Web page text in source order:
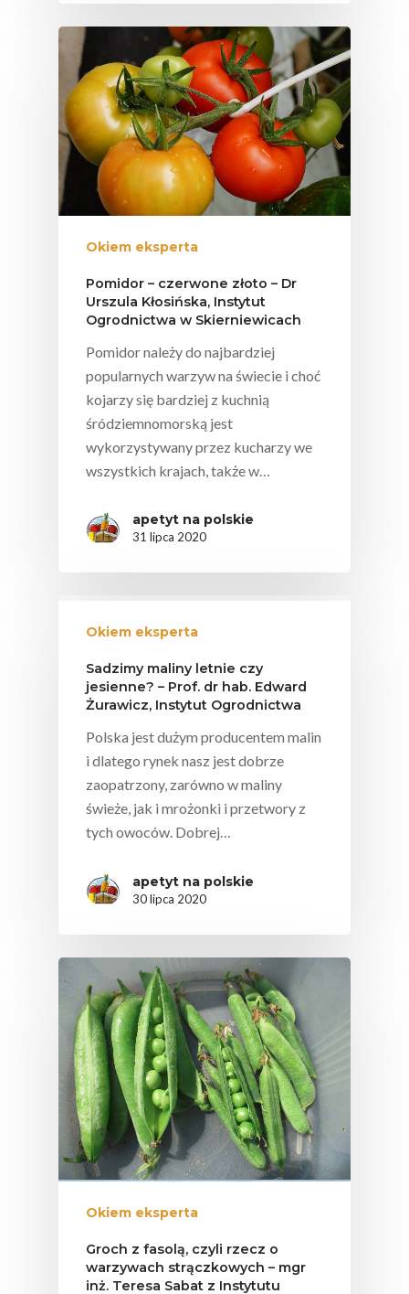
Okiem eksperta
Pomidor – czerwone złoto – Dr
Urszula Kłosińska, Instytut
Ogrodnictwa w Skierniewicach
Pomidor należy do najbardziej
popularnych warzyw na świecie i choć
kojarzy się bardziej z kuchnią
śródziemnomorską jest
wykorzystywany przez kucharzy we
wszystkich krajach, także w…
apetyt na polskie
31 lipca 2020
Okiem eksperta
Sadzimy maliny letnie czy
jesienne? – Prof. dr hab. Edward
Żurawicz, Instytut Ogrodnictwa
Polska jest dużym producentem malin
i dlatego rynek nasz jest dobrze
zaopatrzony, zarówno w maliny
świeże, jak i mrożonki i przetwory z
tych owoców. Dobrej…
apetyt na polskie
30 lipca 2020
Okiem eksperta
Groch z fasolą, czyli rzecz o
warzywach strączkowych – mgr
inż. Teresa Sabat z Instytutu